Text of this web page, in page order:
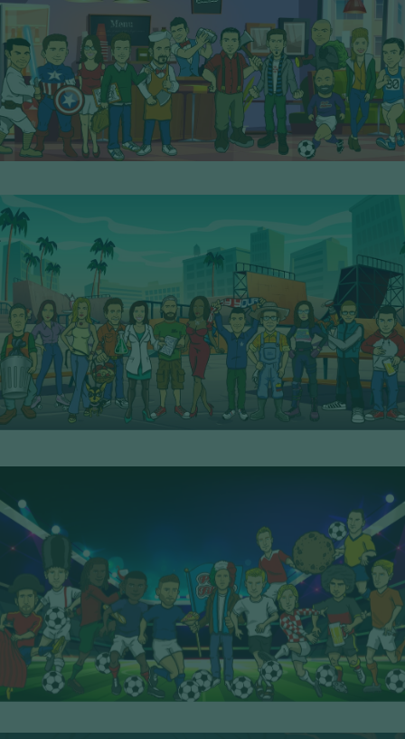
SCOPRI I PERSONAGGI
7° Serie - PoP Filters
SCOPRI I PERSONAGGI
SCOPRI I PERSONAGGI